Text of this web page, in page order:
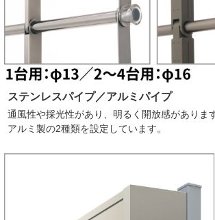
ステンレスパイプ／アルミパイプ
通風性や採光性があり、明るく開放感がありま
アルミ製の2種類を設定しています。